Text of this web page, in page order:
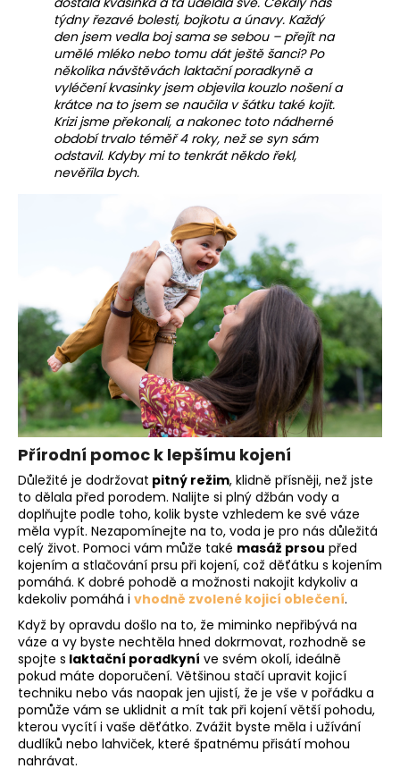
týdny řezavé bolesti, bojkotu a únavy. Každý
den jsem vedla boj sama se sebou – přejít na
umělé mléko nebo tomu dát ještě šanci? Po
několika návštěvách laktační poradkyně a
vyléčení kvasinky jsem objevila kouzlo nošení a
krátce na to jsem se naučila v šátku také kojit.
Krizi jsme překonali, a nakonec toto nádherné
období trvalo téměř 4 roky, než se syn sám
odstavil. Kdyby mi to tenkrát někdo řekl,
nevěřila bych.
Přírodní pomoc k lepšímu kojení
Důležité je dodržovat pitný režim, klidně přísněji, než jste
to dělala před porodem. Nalijte si plný džbán vody a
doplňujte podle toho, kolik byste vzhledem ke své váze
měla vypít. Nezapomínejte na to, voda je pro nás důležitá
celý život. Pomoci vám může také masáž prsou před
kojením a stlačování prsu při kojení, což děťátku s kojením
pomáhá. K dobré pohodě a možnosti nakojit kdykoliv a
kdekoliv pomáhá i vhodně zvolené kojicí oblečení.
Když by opravdu došlo na to, že miminko nepřibývá na
váze a vy byste nechtěla hned dokrmovat, rozhodně se
spojte s laktační poradkyní ve svém okolí, ideálně
pokud máte doporučení. Většinou stačí upravit kojicí
techniku nebo vás naopak jen ujistí, že je vše v pořádku a
pomůže vám se uklidnit a mít tak při kojení větší pohodu,
kterou vycítí i vaše děťátko. Zvážit byste měla i užívání
dudlíků nebo lahviček, které špatnému přisátí mohou
nahrávat.